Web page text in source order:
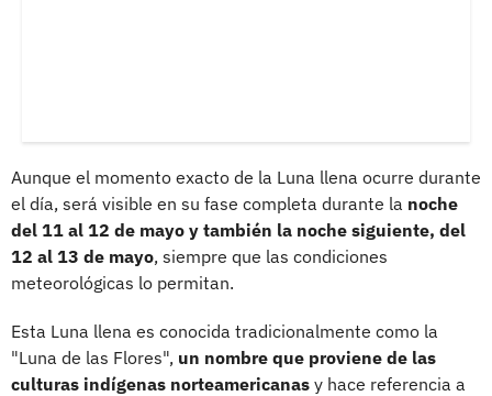
Aunque el momento exacto de la Luna llena ocurre durante
el día, será visible en su fase completa durante la noche
del 11 al 12 de mayo y también la noche siguiente, del
12 al 13 de mayo, siempre que las condiciones
meteorológicas lo permitan.
Esta Luna llena es conocida tradicionalmente como la
"Luna de las Flores", un nombre que proviene de las
culturas indígenas norteamericanas y hace referencia a